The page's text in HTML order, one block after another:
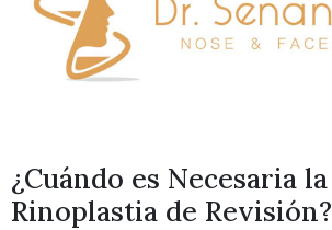
¿Cuándo es Necesaria la
Rinoplastia de Revisión?